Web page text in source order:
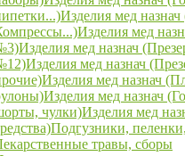
Изделия мед
Изделия мед
Изделия мед назнач
Изделия мед назнач
Изделия мед назнач
Изделия мед назнач
чулки)Изделия мед
Подгузники,
травы, сборы